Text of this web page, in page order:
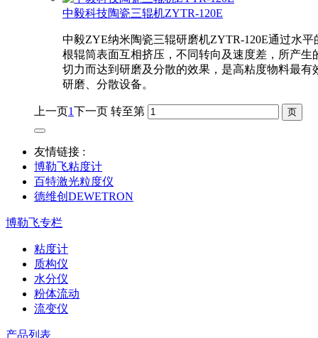
中毅科技陶瓷三辊机ZYTR-120E
中毅ZYE纳米陶瓷三辊研磨机ZYTR-120E通过水平
根辊筒表面互相挤压，不同转向及速度差，所产生
切力而达到研磨及分散的效果，是高粘度物料最有
研磨、分散设备。
上一页1下一页 转至第
友情链接 :
博勒飞粘度计
百特激光粒度仪
德维创DEWETRON
博勒飞专栏
粘度计
质构仪
水分仪
粉体流动
流变仪
产品列表